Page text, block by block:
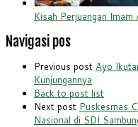
Kisah Perjuangan
Navigasi pos
Previous post Ayo
Kunjungannya
Back to post list
Next post Puskesmas
Nasional di SDI